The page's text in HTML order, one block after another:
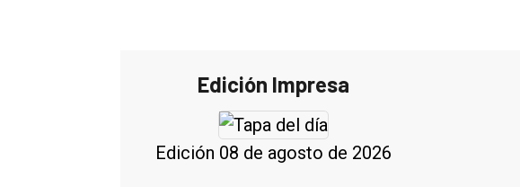
Edición Impresa
Edición 08 de agosto de 2026